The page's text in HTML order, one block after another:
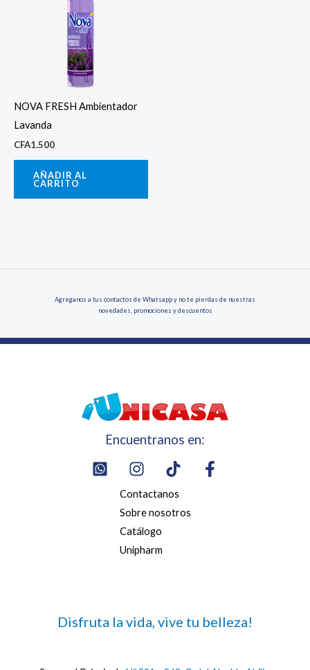
NOVA FRESH Ambientador
Lavanda
CFA1.500
AÑADIR AL
CARRITO
Agreganos a tus contactos de Whatsapp y no te pierdas de nuestras
novedades, promociones y descuentos
Encuentranos en:
Contactanos
Sobre nosotros
Catálogo
Unipharm
Disfruta la vida, vive tu belleza!